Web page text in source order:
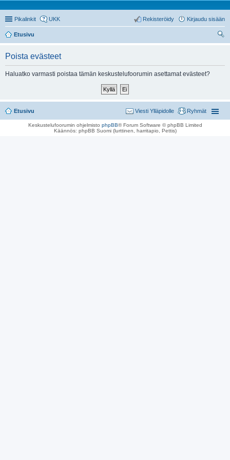
Pikalinkit UKK Kirjaudu sisään
Rekisteröidy
Etusivu
Poista evästeet
Haluatko varmasti poistaa tämän keskustelufoorumin asettamat evästeet?
Etusivu Ryhmät
Viesti Ylläpidolle
Keskustelufoorumin ohjelmisto phpBB® Forum Software © phpBB Limited
Käännös: phpBB Suomi (lurttinen, harritapio, Pettis)